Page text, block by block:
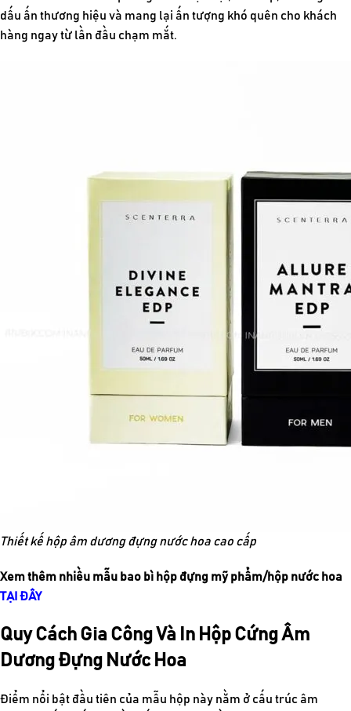
dấu ấn thương hiệu và mang lại ấn tượng khó quên cho khách
hàng ngay từ lần đầu chạm mắt.
Thiết kế hộp âm dương đựng nước hoa cao cấp
Xem thêm nhiều mẫu bao bì hộp đựng mỹ phẩm/hộp nước hoa
TẠI ĐÂY
Quy Cách Gia Công Và In Hộp Cứng Âm
Dương Đựng Nước Hoa
Điểm nổi bật đầu tiên của mẫu hộp này nằm ở cấu trúc âm